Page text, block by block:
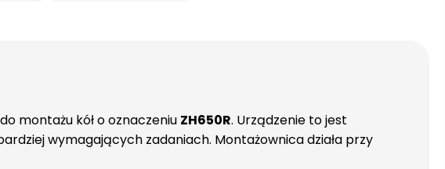
montażu kół o oznaczeniu ZH650R. Urządzenie to jest
wymagających zadaniach. Montażownica działa przy